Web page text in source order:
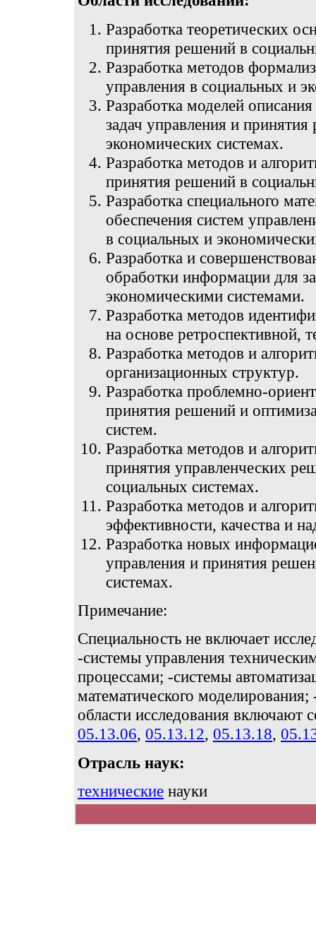
Разработка теоретических
принятия решений в
Разработка методов
управления в социальных и
Разработка моделей
задач управления и
экономических системах.
Разработка методов и
принятия решений в
Разработка специального
обеспечения систем
в социальных и
Разработка и
обработки информации для
экономическими системами.
Разработка методов
на основе ретроспективной,
Разработка методов и
организационных структур.
Разработка проблемно-
принятия решений и
систем.
Разработка методов и
принятия управленческих
социальных системах.
Разработка методов и
эффективности, качества и
Разработка новых
управления и принятия
системах.
Примечание:
Специальность не включает
-системы управления
процессами; -системы
математического
области исследования включают
05.13.06, 05.13.12, 05.13.18,
Отрасль наук:
технические науки